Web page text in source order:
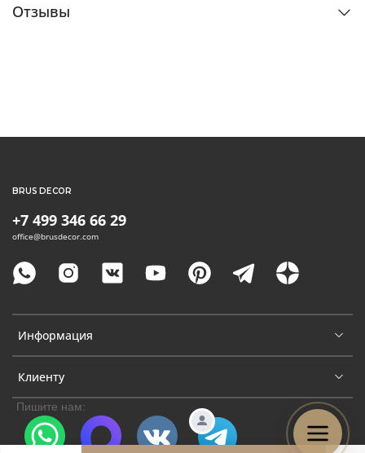
Отзывы
Информация
Клиенту
+7 499 346 66 29
office@brusdecor.com
BRUS DECOR
Пишите нам: